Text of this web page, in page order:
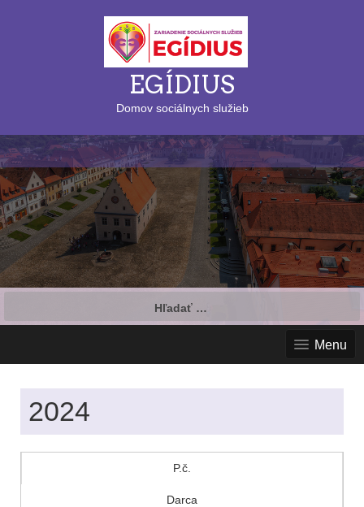
EGÍDIUS
Domov sociálnych služieb
Menu
2024
P.č.
Darca